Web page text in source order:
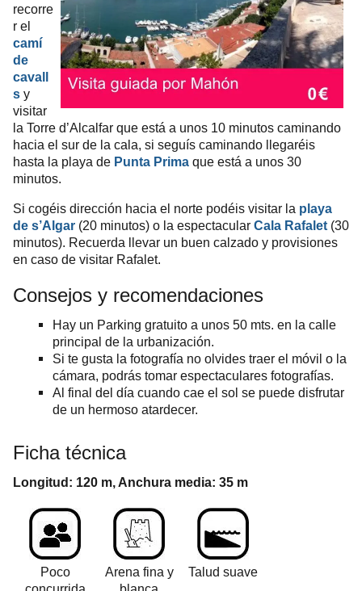
recorre
r el
camí
de
cavall
s y
visitar
la Torre d’Alcalfar que está a unos 10 minutos caminando
hacia el sur de la cala, si seguís caminando llegaréis
hasta la playa de Punta Prima que está a unos 30
minutos.
Si cogéis dirección hacia el norte podéis visitar la playa
de s’Algar (20 minutos) o la espectacular Cala Rafalet (30
minutos). Recuerda llevar un buen calzado y provisiones
en caso de visitar Rafalet.
Consejos y recomendaciones
Hay un Parking gratuito a unos 50 mts. en la calle
principal de la urbanización.
Si te gusta la fotografía no olvides traer el móvil o la
cámara, podrás tomar espectaculares fotografías.
Al final del día cuando cae el sol se puede disfrutar
de un hermoso atardecer.
Ficha técnica
Longitud: 120 m, Anchura media: 35 m
Poco
Arena fina y
Talud suave